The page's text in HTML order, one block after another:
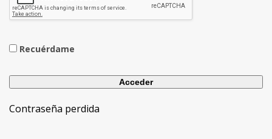
Recuérdame
Contraseña perdida